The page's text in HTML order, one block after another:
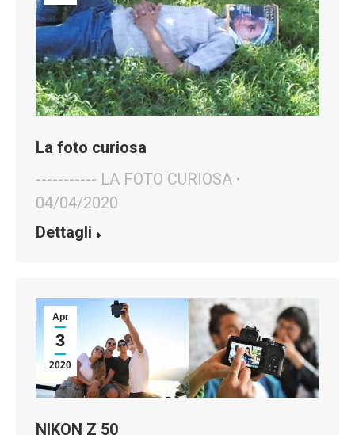
La foto curiosa
----------- LA FOTO CURIOSA
04/04/2020
Dettagli
Apr
3
2020
NIKON Z 50